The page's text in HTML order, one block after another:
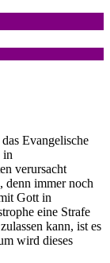
Evangelische
in
verursacht
denn immer noch
Gott in
eine Strafe
kann, ist es
wird dieses